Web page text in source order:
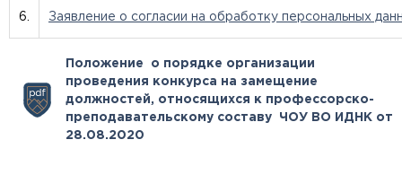
6. Заявление о согласии на обработку персональных
Положение о порядке организации
проведения конкурса на замещение
должностей, относящихся к профессорско-
преподавательскому составу ЧОУ ВО ИДНК от
28.08.2020